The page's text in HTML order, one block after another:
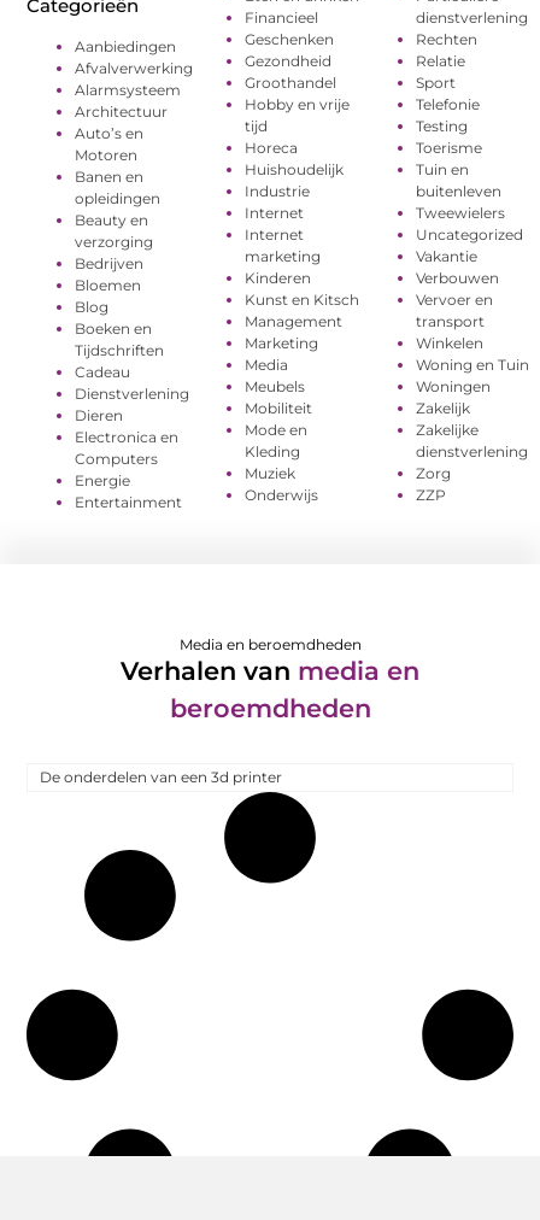
Categorieën
Aanbiedingen
Afvalverwerking
Alarmsysteem
Architectuur
Auto’s en
Motoren
Banen en
opleidingen
Beauty en
verzorging
Bedrijven
Bloemen
Blog
Boeken en
Tijdschriften
Cadeau
Dienstverlening
Dieren
Electronica en
Computers
Energie
Entertainment
Financieel
Geschenken
Gezondheid
Groothandel
Hobby en vrije
tijd
Horeca
Huishoudelijk
Industrie
Internet
Internet
marketing
Kinderen
Kunst en Kitsch
Management
Marketing
Media
Meubels
Mobiliteit
Mode en
Kleding
Muziek
Onderwijs
dienstverlening
Rechten
Relatie
Sport
Telefonie
Testing
Toerisme
Tuin en
buitenleven
Tweewielers
Uncategorized
Vakantie
Verbouwen
Vervoer en
transport
Winkelen
Woning en Tuin
Woningen
Zakelijk
Zakelijke
dienstverlening
Zorg
ZZP
Media en beroemdheden
Verhalen van media en
beroemdheden
De onderdelen van een 3d printer